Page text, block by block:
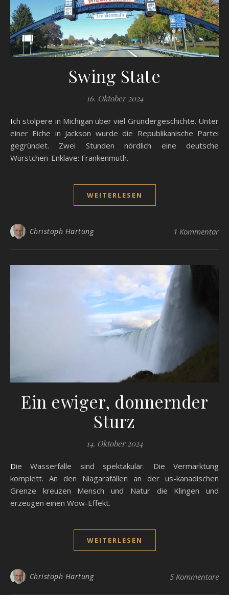
Swing State
16. Oktober 2024
Ich stolpere in Michigan über viel Gründergeschichte. Unter
einer Eiche in Jackson wurde die Republikanische Partei
gegründet. Zwei Stunden nördlich eine deutsche
Würstchen-Enklave: Frankenmuth.
WEITERLESEN
Christoph Hartung 1 Kommentar
Ein ewiger, donnernder
Sturz
14. Oktober 2024
Die Wasserfälle sind spektakulär. Die Vermarktung
komplett. An den Niagarafällen an der us-kanadischen
Grenze kreuzen Mensch und Natur die Klingen und
erzeugen einen Wow-Effekt.
WEITERLESEN
Christoph Hartung 5 Kommentare